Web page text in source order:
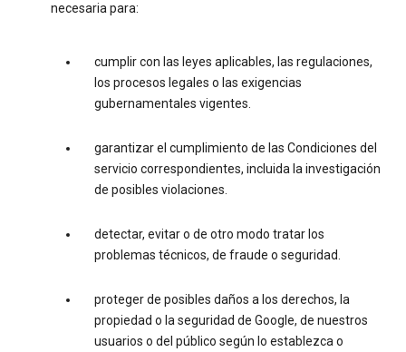
necesaria para:
cumplir con las leyes aplicables, las regulaciones,
los procesos legales o las exigencias
gubernamentales vigentes.
garantizar el cumplimiento de las Condiciones del
servicio correspondientes, incluida la investigación
de posibles violaciones.
detectar, evitar o de otro modo tratar los
problemas técnicos, de fraude o seguridad.
proteger de posibles daños a los derechos, la
propiedad o la seguridad de Google, de nuestros
usuarios o del público según lo establezca o